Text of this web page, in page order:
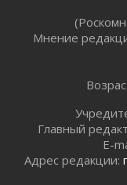
Мнение
Главный
E-
Адрес редакции: